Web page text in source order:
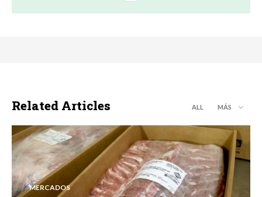
Related Articles ALL MÁS
MERCADOS